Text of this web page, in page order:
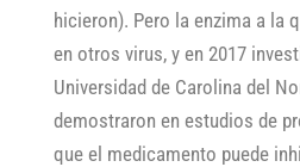
hicieron). Pero la enzima a la
en otros virus, y en 2017
Universidad de Carolina del
demostraron en estudios de
que el medicamento puede